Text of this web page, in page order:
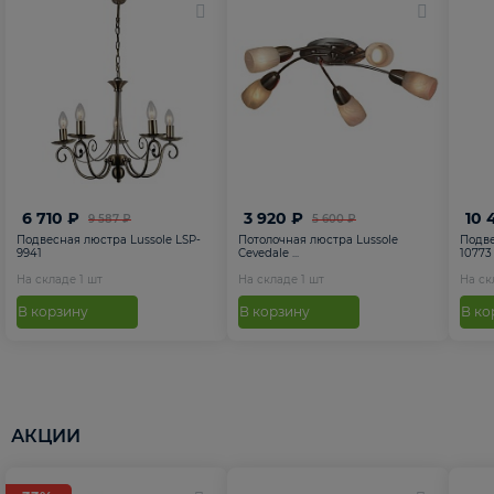
9 587 ₽
6 710 ₽
Подвесная люстра Lussole LSP-
9941
На складе 1 шт
В корзину
5 600 ₽
3 920 ₽
Потолочная люстра Lussole
Cevedale ...
На складе 1 шт
В корзину
10
10773
На
В
АКЦИИ